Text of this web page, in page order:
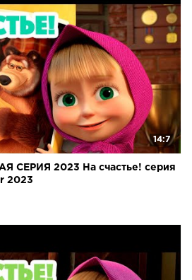
14:7
СЕРИЯ 2023 На счастье! серия
2023